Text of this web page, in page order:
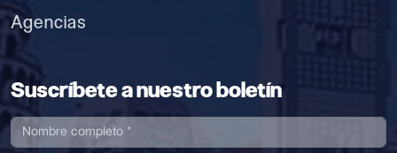
Agencias
Suscríbete a nuestro boletín